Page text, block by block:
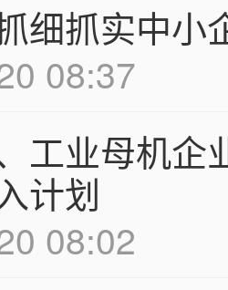
细抓实中小
08:37
工业母机企
计划
08:02